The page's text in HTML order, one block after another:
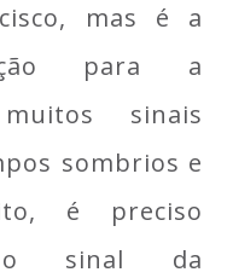
mas é a
para a
sinais
sombrios e
é preciso
o sinal da